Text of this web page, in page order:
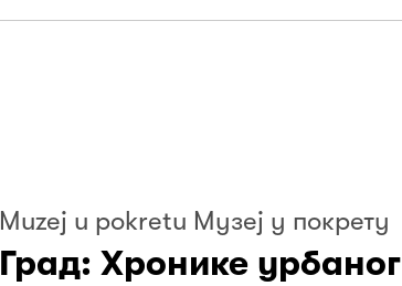
Muzej u pokretu Музеј у покрету
Град: Хронике урбаног